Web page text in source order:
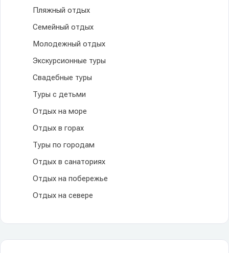
Пляжный отдых
Семейный отдых
Молодежный отдых
Экскурсионные туры
Свадебные туры
Туры с детьми
Отдых на море
Отдых в горах
Туры по городам
Отдых в санаториях
Отдых на побережье
Отдых на севере